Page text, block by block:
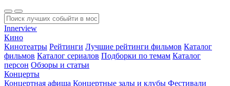
Innerview
Кино
Кинотеатры Рейтинги Лучшие рейтинги фильмов Каталог
фильмов Каталог сериалов Подборки по темам Каталог
персон Обзоры и статьи
Концерты
Концертная афиша Концертные залы и клубы Фестивали